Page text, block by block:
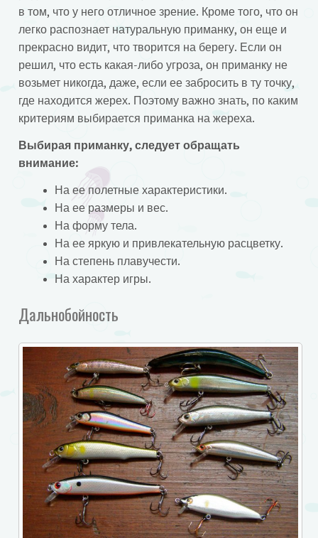
в том, что у него отличное зрение. Кроме того, что он
легко распознает натуральную приманку, он еще и
прекрасно видит, что творится на берегу. Если он
решил, что есть какая-либо угроза, он приманку не
возьмет никогда, даже, если ее забросить в ту точку,
где находится жерех. Поэтому важно знать, по каким
критериям выбирается приманка на жереха.
Выбирая приманку, следует обращать
внимание:
На ее полетные характеристики.
На ее размеры и вес.
На форму тела.
На ее яркую и привлекательную расцветку.
На степень плавучести.
На характер игры.
Дальнобойность